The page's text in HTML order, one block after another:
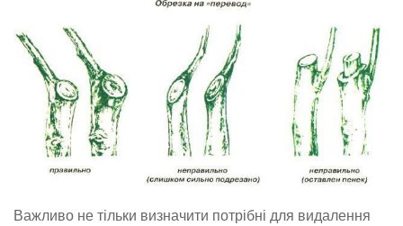
Важливо не тільки визначити потрібні для видалення